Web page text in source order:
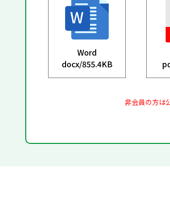
Word
docx/855.4KB
非会員の方は